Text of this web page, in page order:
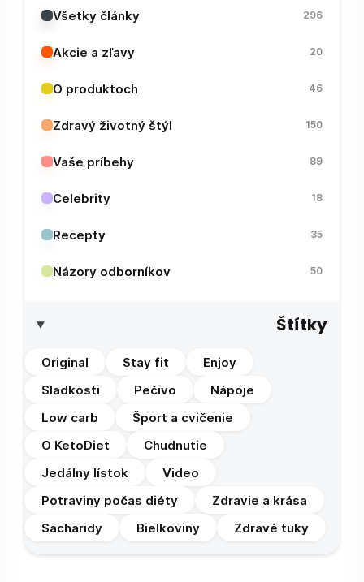
Všetky články 296
Akcie a zľavy 20
O produktoch 46
Zdravý životný štýl 150
Vaše príbehy 89
Celebrity 18
Recepty 35
Názory odborníkov 50
Štítky
Original Stay fit
Enjoy
Sladkosti
Pečivo
Nápoje
Low carb
Šport a cvičenie
O KetoDiet
Chudnutie
Jedálny lístok
Video
Potraviny počas diéty
Zdravie a krása
Sacharidy
Bielkoviny Zdravé tuky